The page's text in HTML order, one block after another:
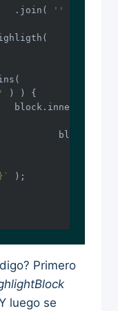
			.join(
''
`
Primero
luego se